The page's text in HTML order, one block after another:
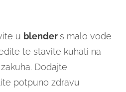
u blenders malo vode
te stavite kuhati na
Dodajte
potpuno zdravu